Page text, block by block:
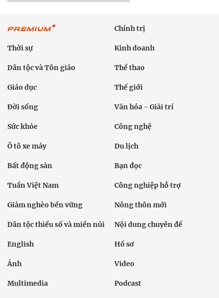
Chính trị
Thời sự Kinh doanh
Dân tộc và Tôn giáo Thể thao
Giáo dục Thế giới
Đời sống Văn hóa - Giải trí
Sức khỏe Công nghệ
Ô tô xe máy Du lịch
Bất động sản Bạn đọc
Tuần Việt Nam Công nghiệp hỗ trợ
Giảm nghèo bền vững Nông thôn mới
Dân tộc thiểu số và miền núi Nội dung chuyên đề
English Hồ sơ
Ảnh Video
Multimedia Podcast